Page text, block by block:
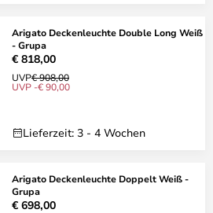
Arigato Deckenleuchte Double Long Weiß
- Grupa
€ 818,00
UVP€ 908,00
UVP -€ 90,00
Lieferzeit: 3 - 4 Wochen
Arigato Deckenleuchte Doppelt Weiß -
Grupa
€ 698,00